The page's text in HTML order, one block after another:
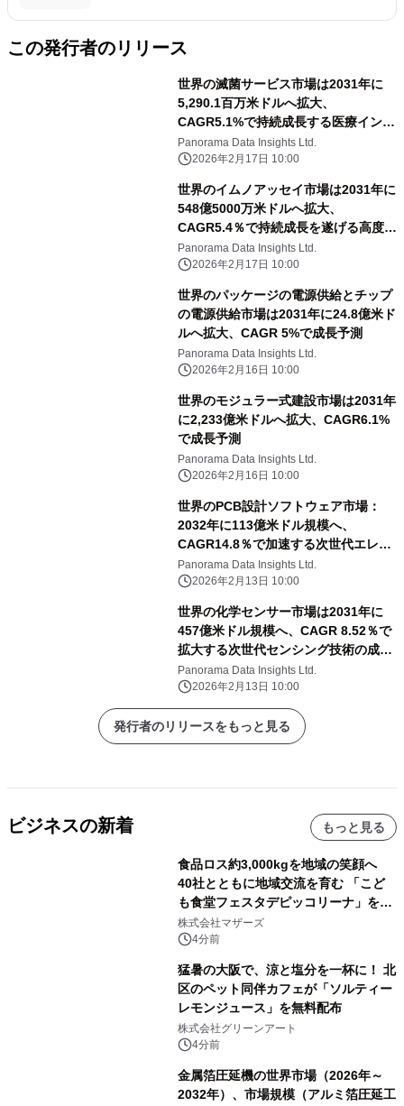
この発行者のリリース
世界の滅菌サービス市場は2031年に
5,290.1百万米ドルへ拡大、
CAGR5.1%で持続成長する医療インフ
ラの中核分野
Panorama Data Insights Ltd.
2026年2月17日 10:00
世界のイムノアッセイ市場は2031年に
548億5000万米ドルへ拡大、
CAGR5.4％で持続成長を遂げる高度診
断技術の中核分野
Panorama Data Insights Ltd.
2026年2月17日 10:00
世界のパッケージの電源供給とチップ
の電源供給市場は2031年に24.8億米ド
ルへ拡大、CAGR 5%で成長予測
Panorama Data Insights Ltd.
2026年2月16日 10:00
世界のモジュラー式建設市場は2031年
に2,233億米ドルへ拡大、CAGR6.1%
で成長予測
Panorama Data Insights Ltd.
2026年2月16日 10:00
世界のPCB設計ソフトウェア市場：
2032年に113億米ドル規模へ、
CAGR14.8％で加速する次世代エレク
トロニクス設計革命
Panorama Data Insights Ltd.
2026年2月13日 10:00
世界の化学センサー市場は2031年に
457億米ドル規模へ、CAGR 8.52％で
拡大する次世代センシング技術の成長
展望
Panorama Data Insights Ltd.
2026年2月13日 10:00
発行者のリリースをもっと見る
ビジネスの新着 もっと見る
食品ロス約3,000kgを地域の笑顔へ
40社とともに地域交流を育む 「こど
も食堂フェスタデピッコリーナ」を9
月5日(土)開催
株式会社マザーズ
4分前
猛暑の大阪で、涼と塩分を一杯に！ 北
区のペット同伴カフェが「ソルティー
レモンジュース」を無料配布
株式会社グリーンアート
4分前
金属箔圧延機の世界市場（2026年～
2032年）、市場規模（アルミ箔圧延工